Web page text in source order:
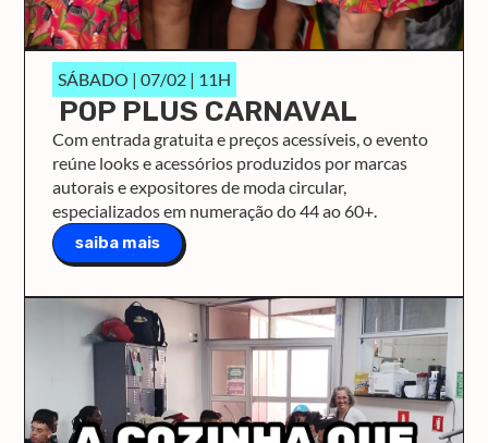
SÁBADO | 07/02 | 11H
POP PLUS CARNAVAL
Com entrada gratuita e preços acessíveis, o evento
reúne looks e acessórios produzidos por marcas
autorais e expositores de moda circular,
especializados em numeração do 44 ao 60+.
saiba mais